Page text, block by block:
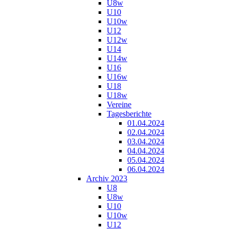
U8w
U10
U10w
U12
U12w
U14
U14w
U16
U16w
U18
U18w
Vereine
Tagesberichte
01.04.2024
02.04.2024
03.04.2024
04.04.2024
05.04.2024
06.04.2024
Archiv 2023
U8
U8w
U10
U10w
U12